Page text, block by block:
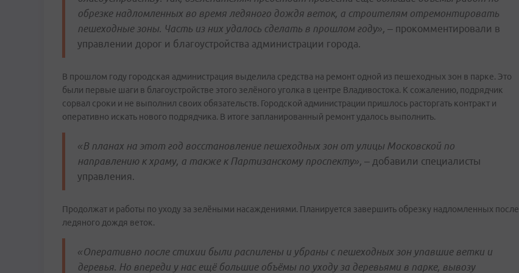
обрезке надломленных во время ледяного дождя веток, а строителям отремонтировать
пешеходные зоны. Часть из них удалось сделать в прошлом году», – прокомментировали в
управлении дорог и благоустройства администрации города.
В прошлом году городская администрация выделила средства на ремонт одной из пешеходных зон в парке. Это
были первые шаги в благоустройстве этого зелёного уголка в центре Владивостока. К сожалению, подрядчик
сорвал сроки и не выполнил своих обязательств. Городской администрации пришлось расторгать контракт и
оперативно искать нового подрядчика. В итоге запланированный ремонт удалось выполнить.
«В планах на этот год восстановление пешеходных зон от улицы Московской по
направлению к храму, а также к Партизанскому проспекту», – добавили специалисты
управления.
Продолжат и работы по уходу за зелёными насаждениями. Планируется завершить обрезку надломленных после
ледяного дождя веток.
«Оперативно после стихии были распилены и убраны с пешеходных зон упавшие ветки и
деревья. Но впереди у нас ещё большие объёмы по уходу за деревьями в парке, вывозу